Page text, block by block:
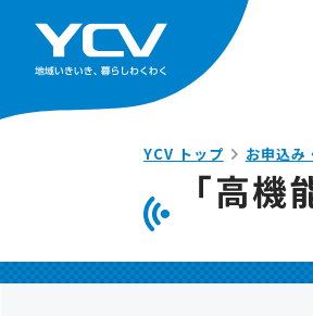
YCV トップ お申込み
「高